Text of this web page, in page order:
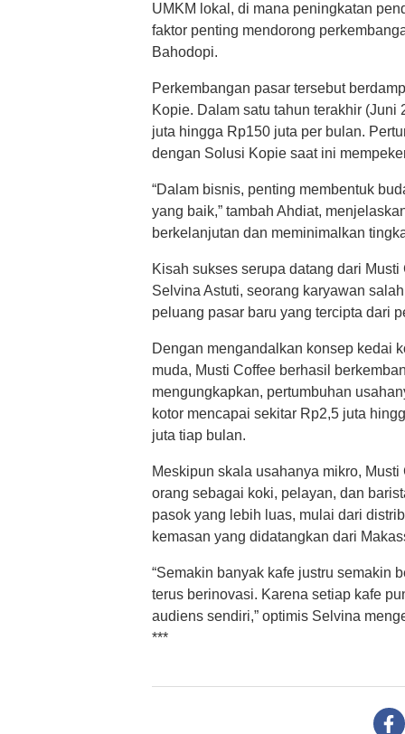
UMKM lokal, di mana peningkatan
faktor penting mendorong
Bahodopi.
Perkembangan pasar tersebut
Kopie. Dalam satu tahun terakhir
juta hingga Rp150 juta per bulan.
dengan Solusi Kopie saat ini
“Dalam bisnis, penting membentuk
yang baik,” tambah Ahdiat,
berkelanjutan dan meminimalkan
Kisah sukses serupa datang dari
Selvina Astuti, seorang karyawan
peluang pasar baru yang tercipta dari
Dengan mengandalkan konsep kedai
muda, Musti Coffee berhasil
mengungkapkan, pertumbuhan
kotor mencapai sekitar Rp2,5 juta
juta tiap bulan.
Meskipun skala usahanya mikro,
orang sebagai koki, pelayan, dan
pasok yang lebih luas, mulai dari
kemasan yang didatangkan dari
“Semakin banyak kafe justru semakin
terus berinovasi. Karena setiap kafe
audiens sendiri,” optimis Selvina
***